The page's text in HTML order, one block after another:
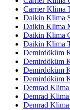
Carrier Klima
Daikin Klima
Daikin Klima
Daikin Klima
Daikin Klima
Demirdöküm
Demirdöküm
Demirdöküm
Demirdöküm
Demrad
Demrad Klima
Demrad